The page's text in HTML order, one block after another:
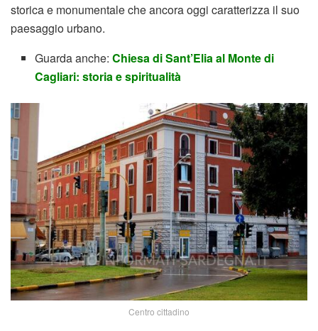
storica e monumentale che ancora oggi caratterizza il suo
paesaggio urbano.
Guarda anche:Chiesa di Sant’Elia al Monte di
Cagliari: storia e spiritualità
Centro cittadino